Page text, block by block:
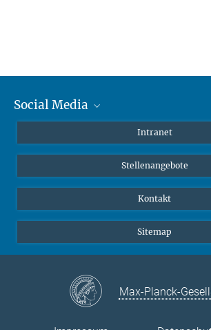
Social Media
LinkedIn
Intranet
Stellenangebote
Kontakt
Sitemap
Max-Planck-